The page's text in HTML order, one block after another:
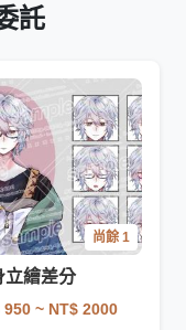
託
尚餘 1
立繪差分
950 ~ NT$ 2000